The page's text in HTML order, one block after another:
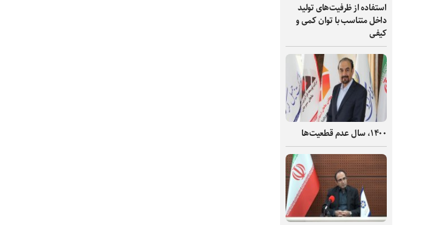
استفاده از ظرفیت‌های تولید
داخل متناسب با توان کمی و
کیفی
۱۴۰۰، سال عدم قطعیت‌ها